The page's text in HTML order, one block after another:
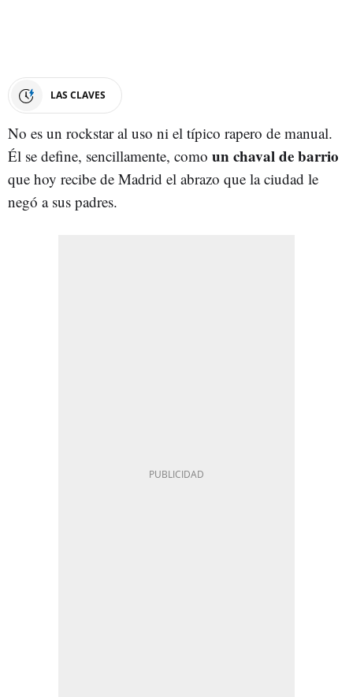
LAS CLAVES
No es un rockstar al uso ni el típico rapero de manual.
Él se define, sencillamente, como un chaval de barrio
que hoy recibe de Madrid el abrazo que la ciudad le
negó a sus padres.